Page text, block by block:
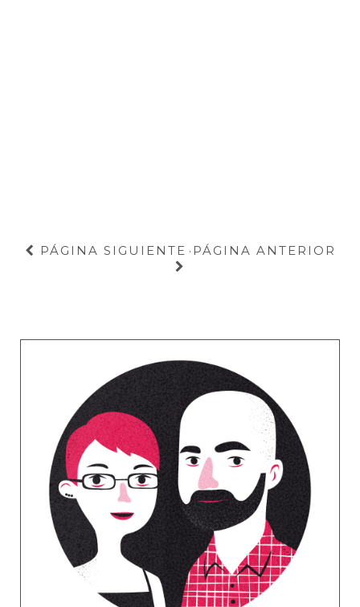
PÁGINA SIGUIENTE · PÁGINA ANTERIOR